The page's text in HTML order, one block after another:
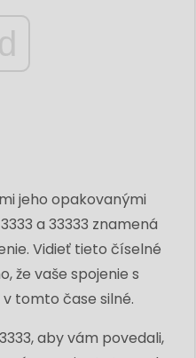
jeho opakovanými
a 33333 znamená
Vidieť tieto číselné
že vaše spojenie s
tomto čase silné.
aby vám povedali,